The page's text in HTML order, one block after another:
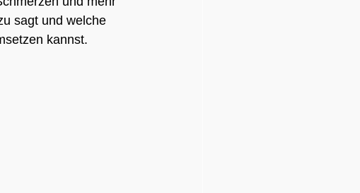
sagt und welche
kannst.